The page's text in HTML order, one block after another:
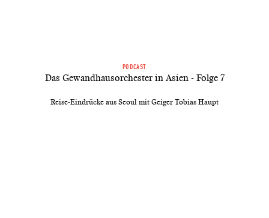
PODCAST
Das Gewandhausorchester in Asien - Folge 7
Reise-Eindrücke aus Seoul mit Geiger Tobias Haupt